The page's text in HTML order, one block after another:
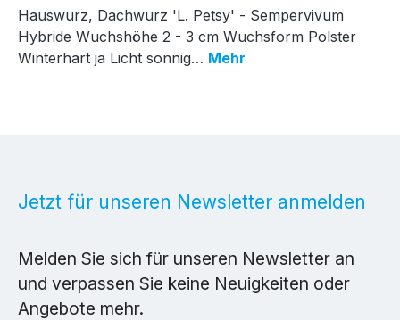
Hauswurz, Dachwurz 'L. Petsy' - Sempervivum
Hybride Wuchshöhe 2 - 3 cm Wuchsform Polster
Winterhart ja Licht sonnig… Mehr
Jetzt für unseren Newsletter anmelden
Melden Sie sich für unseren Newsletter an
und verpassen Sie keine Neuigkeiten oder
Angebote mehr.